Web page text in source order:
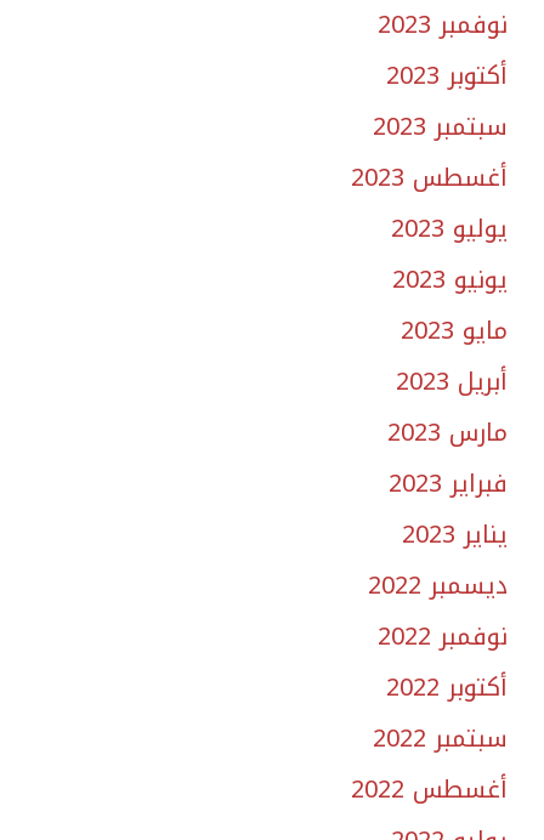
نوفمبر 2023
أكتوبر 2023
سبتمبر 2023
أغسطس 2023
يوليو 2023
يونيو 2023
مايو 2023
أبريل 2023
مارس 2023
فبراير 2023
يناير 2023
ديسمبر 2022
نوفمبر 2022
أكتوبر 2022
سبتمبر 2022
أغسطس 2022